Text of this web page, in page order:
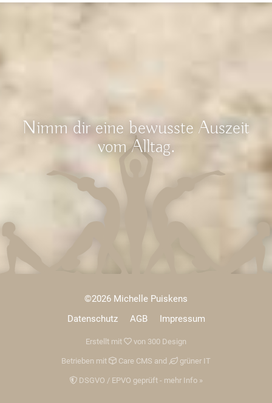
Nimm dir eine bewusste Auszeit
vom Alltag.
©2026 Michelle Puiskens
Datenschutz
AGB Impressum
Erstellt mit von 300 Design
Betrieben mit Care CMS and grüner IT
DSGVO / EPVO geprüft - mehr Info »